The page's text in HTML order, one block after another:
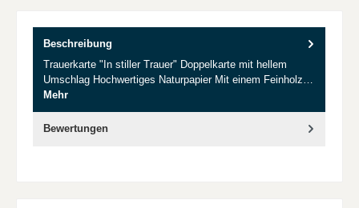
Beschreibung
Trauerkarte "In stiller Trauer" Doppelkarte mit hellem
Umschlag Hochwertiges Naturpapier Mit einem Feinholz…
Mehr
Bewertungen